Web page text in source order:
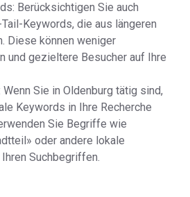
Berücksichtigen Sie auch
Keywords, die aus längeren
Diese können weniger
und gezieltere Besucher auf Ihre
Sie in Oldenburg tätig sind,
Keywords in Ihre Recherche
Sie Begriffe wie
oder andere lokale
Suchbegriffen.